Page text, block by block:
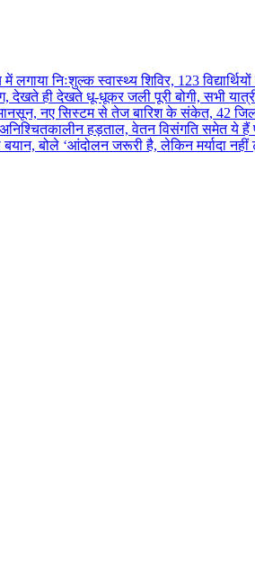
निःशुल्क स्वास्थ्य शिविर, 123
ही देखते धू-धूकर जली पूरी बोगी, सभी
नए सिस्टम से तेज बारिश के संकेत, 42
हड़ताल, वेतन विसंगति समेत ये हैं
बोले ‘आंदोलन जरूरी है, लेकिन मर्यादा नहीं